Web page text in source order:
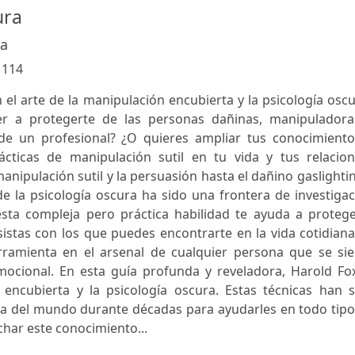
114
el arte de la manipulación encubierta y la psicología
a protegerte de las personas dañinas,
un profesional? ¿O quieres ampliar tus
de manipulación sutil en tu vida y tus
sutil y la persuasión hasta el dañino
la psicología oscura ha sido una frontera de
compleja pero práctica habilidad te ayuda a
con los que puedes encontrarte en la vida
en el arsenal de cualquier persona que se
En esta guía profunda y reveladora, Harold
y la psicología oscura. Estas técnicas han
del mundo durante décadas para ayudarles en todo
este conocimiento...